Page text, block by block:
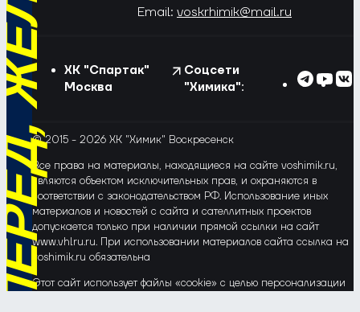
Email: voskrhimik@mail.ru
ХК "Спартак"
Москва
Соцсети
"Химика":
© 2015 - 2026 ХК "Химик" Воскресенск
Все права на материалы, находящиеся на сайте voshimik.ru,
являются объектом исключительных прав, и охраняются в
соответствии с законодательством РФ. Использование иных
материалов и новостей с сайта и сателлитных проектов
допускается только при наличии прямой ссылки на сайт
www.vhlru.ru. При использовании материалов сайта ссылка на
voshimik.ru обязательна
Этот сайт использует файлы «cookie» с целью персонализации